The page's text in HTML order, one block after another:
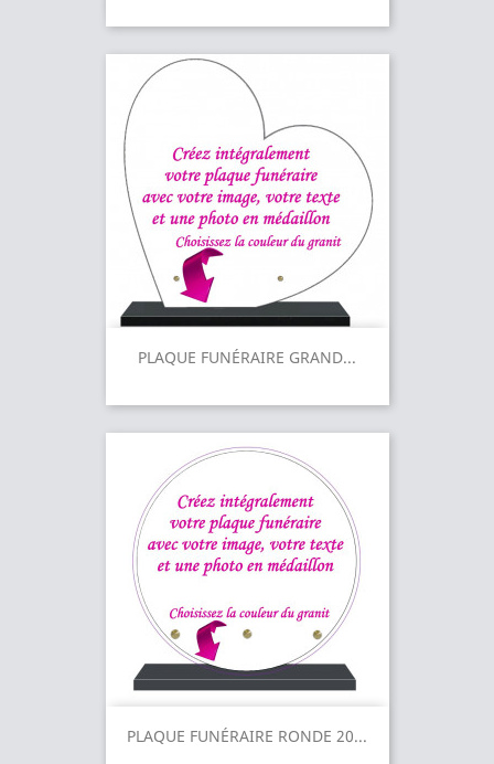
PLAQUE FUNÉRAIRE GRAND...
PLAQUE FUNÉRAIRE RONDE 20...